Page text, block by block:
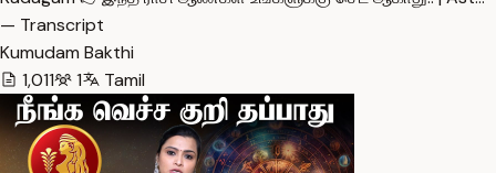
— Transcript
Kumudam Bakthi
1,011
1 Tamil